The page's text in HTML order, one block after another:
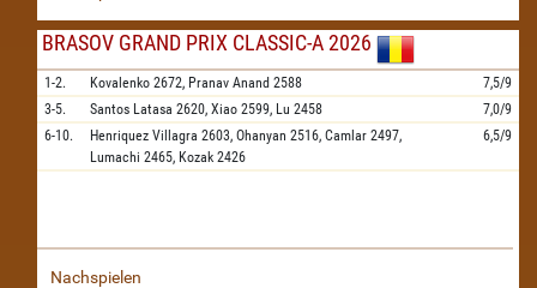
BRASOV GRAND PRIX CLASSIC-A 2026
1-2. Kovalenko 2672, Pranav Anand 2588
7,5/9
3-5.
Santos Latasa 2620, Xiao 2599, Lu 2458
7,0/9
6-10.
Henriquez Villagra 2603, Ohanyan 2516, Camlar 2497,
Lumachi 2465, Kozak 2426
6,5/9
Nachspielen